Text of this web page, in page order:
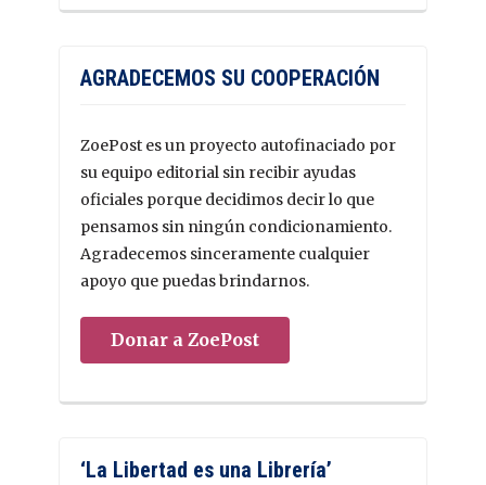
AGRADECEMOS SU COOPERACIÓN
ZoePost es un proyecto autofinaciado por
su equipo editorial sin recibir ayudas
oficiales porque decidimos decir lo que
pensamos sin ningún condicionamiento.
Agradecemos sinceramente cualquier
apoyo que puedas brindarnos.
Donar a ZoePost
‘La Libertad es una Librería’